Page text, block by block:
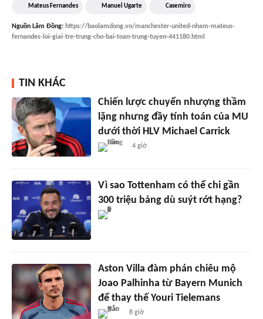
Mateus Fernandes Manuel Ugarte Casemiro
Nguồn Lâm Đồng: https://baolamdong.vn/manchester-united-nham-mateus-
fernandes-loi-giai-tre-trung-cho-bai-toan-trung-tuyen-441180.html
TIN KHÁC
Chiến lược chuyển nhượng thầm
lặng nhưng đầy tính toán của MU
dưới thời HLV Michael Carrick
4 giờ
Vì sao Tottenham có thể chi gần
300 triệu bảng dù suýt rớt hạng?
Aston Villa đàm phán chiêu mộ
Joao Palhinha từ Bayern Munich
để thay thế Youri Tielemans
8 giờ